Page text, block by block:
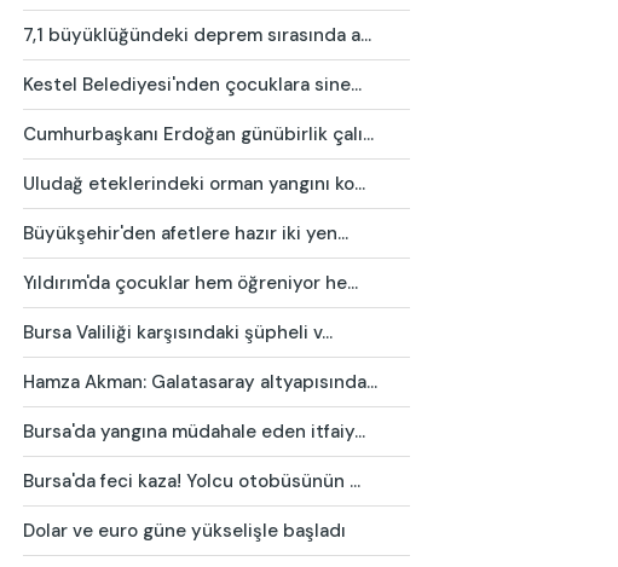
7,1 büyüklüğündeki deprem sırasında a...
Kestel Belediyesi'nden çocuklara sine...
Cumhurbaşkanı Erdoğan günübirlik çalı...
Uludağ eteklerindeki orman yangını ko...
Büyükşehir'den afetlere hazır iki yen...
Yıldırım'da çocuklar hem öğreniyor he...
Bursa Valiliği karşısındaki şüpheli v...
Hamza Akman: Galatasaray altyapısında...
Bursa'da yangına müdahale eden itfaiy...
Bursa'da feci kaza! Yolcu otobüsünün ...
Dolar ve euro güne yükselişle başladı